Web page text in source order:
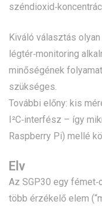
Kiváló választás
légtér‑monitoring
minőségének
szükséges.
További előny: kis
I²C‑interfész – így
Raspberry Pi) mellé
Elv
Az SGP30 egy
több érzékelő elem